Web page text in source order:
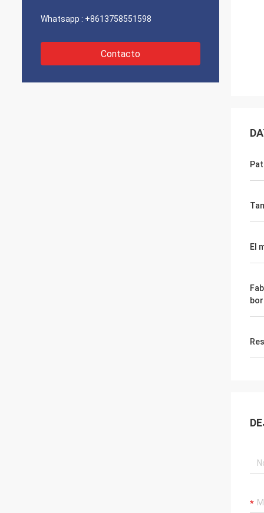
Whatsapp : +8613758551598
Contacto
El